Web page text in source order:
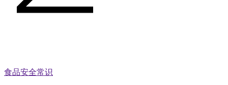
食品安全常识